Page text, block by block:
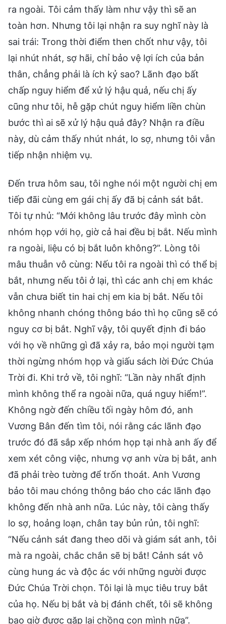
ra ngoài. Tôi cảm thấy làm như vậy thì sẽ an
toàn hơn. Nhưng tôi lại nhận ra suy nghĩ này là
sai trái: Trong thời điểm then chốt như vậy, tôi
lại nhút nhát, sợ hãi, chỉ bảo vệ lợi ích của bản
thân, chẳng phải là ích kỷ sao? Lãnh đạo bất
chấp nguy hiểm để xử lý hậu quả, nếu chị ấy
cũng như tôi, hễ gặp chút nguy hiểm liền chùn
bước thì ai sẽ xử lý hậu quả đây? Nhận ra điều
này, dù cảm thấy nhút nhát, lo sợ, nhưng tôi vẫn
tiếp nhận nhiệm vụ.
Đến trưa hôm sau, tôi nghe nói một người chị em
tiếp đãi cùng em gái chị ấy đã bị cảnh sát bắt.
Tôi tự nhủ: “Mới không lâu trước đây mình còn
nhóm họp với họ, giờ cả hai đều bị bắt. Nếu mình
ra ngoài, liệu có bị bắt luôn không?”. Lòng tôi
mâu thuẫn vô cùng: Nếu tôi ra ngoài thì có thể bị
bắt, nhưng nếu tôi ở lại, thì các anh chị em khác
vẫn chưa biết tin hai chị em kia bị bắt. Nếu tôi
không nhanh chóng thông báo thì họ cũng sẽ có
nguy cơ bị bắt. Nghĩ vậy, tôi quyết định đi báo
với họ về những gì đã xảy ra, bảo mọi người tạm
thời ngừng nhóm họp và giấu sách lời Đức Chúa
Trời đi. Khi trở về, tôi nghĩ: “Lần này nhất định
mình không thể ra ngoài nữa, quá nguy hiểm!”.
Không ngờ đến chiều tối ngày hôm đó, anh
Vương Bân đến tìm tôi, nói rằng các lãnh đạo
trước đó đã sắp xếp nhóm họp tại nhà anh ấy để
xem xét công việc, nhưng vợ anh vừa bị bắt, anh
đã phải trèo tường để trốn thoát. Anh Vương
bảo tôi mau chóng thông báo cho các lãnh đạo
không đến nhà anh nữa. Lúc này, tôi càng thấy
lo sợ, hoảng loạn, chân tay bủn rủn, tôi nghĩ:
“Nếu cảnh sát đang theo dõi và giám sát anh, tôi
mà ra ngoài, chắc chắn sẽ bị bắt! Cảnh sát vô
cùng hung ác và độc ác với những người được
Đức Chúa Trời chọn. Tôi lại là mục tiêu truy bắt
của họ. Nếu bị bắt và bị đánh chết, tôi sẽ không
bao giờ được gặp lại chồng con mình nữa”.